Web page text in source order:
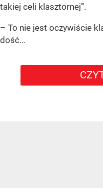
takiej celi klasztornej”.
– To nie jest oczywiście
dość...